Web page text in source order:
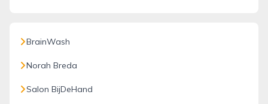
BrainWash
Norah Breda
Salon BijDeHand